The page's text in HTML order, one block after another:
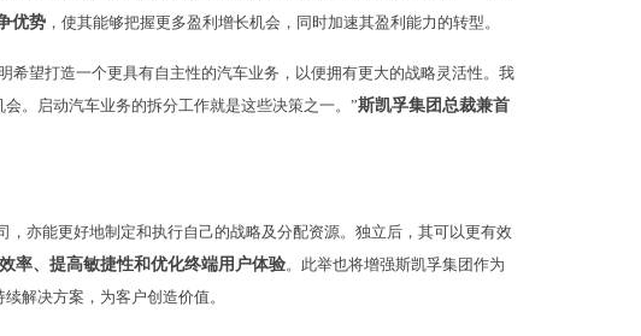
优势 ，使其能够把握更多盈利增长机会，同时加速其盈利能力的转型。
希望打造一个更具有自主性的汽车业务，以便拥有更大的战略灵活性。我
。启动汽车业务的拆分工作就是这些决策之一。”斯凯孚集团总裁兼首
亦能更好地制定和执行自己的战略及分配资源。独立后，其可以更有效
率、提高敏捷性和优化终端用户体验。此举也将增强斯凯孚集团作为
解决方案，为客户创造价值。